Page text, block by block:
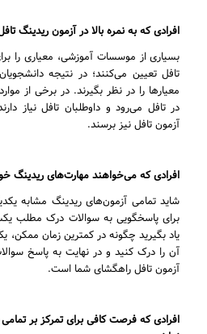
افرادی که به نمره بالا در آزمون ریدینگ
بسیاری از موسسات آموزشی، معیاری را
تافل تعیین می‌کنند؛ در نتیجه
معیارها را در نظر بگیرند. در برخی از
در تافل می‌رود و داوطلبان تافل نیاز
آزمون تافل نیز برسند.
افرادی که می‌خواهند مهارت‌های ریدینگ
شاید تمامی آزمون‌های ریدینگ مشابه
برای پاسخگویی به سوالات درک مطلب
یاد بگیرید چگونه در کمترین زمان ممکن،
آن را درک کنید و در نهایت به پاسخ
آزمون تافل راهگشای شما است.
افرادی که فرصت کافی برای تمرکز بر